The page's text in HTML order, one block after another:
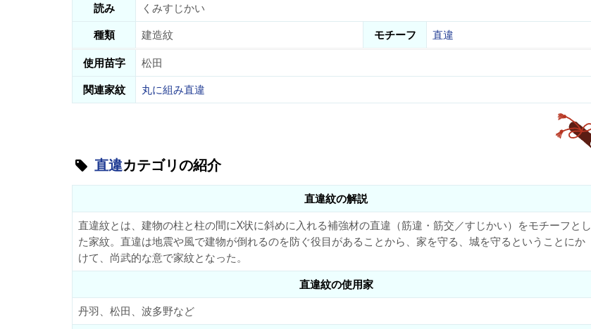
読み
くみすじかい
種類
建造紋 モチーフ
直違
使用苗字
松田
関連家紋
丸に組み直違
直違カテゴリの紹介
直違紋の解説
直違紋とは、建物の柱と柱の間にX状に斜めに入れる補強材の直違（筋違・筋交／すじかい）をモチーフとし
た家紋。直違は地震や風で建物が倒れるのを防ぐ役目があることから、家を守る、城を守るということにか
けて、尚武的な意で家紋となった。
直違紋の使用家
丹羽、松田、波多野など